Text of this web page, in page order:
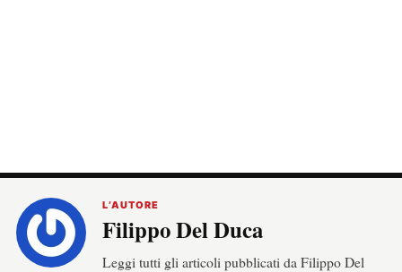
L’AUTORE
Filippo Del Duca
Leggi tutti gli articoli pubblicati da Filippo Del